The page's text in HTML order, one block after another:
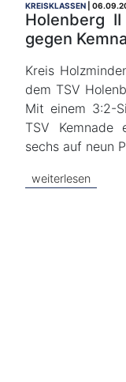
KREISKLASSEN
Holenberg
gegen
Kreis
dem TSV
Mit einem 3:2-
TSV Kemnade
sechs auf neun
weiterlesen